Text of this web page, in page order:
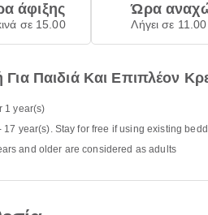
άφιξης
σε 15.00
Ώρα
Λήγει σε 11.00
Για Παιδιά Και Επιπλέον
1 year(s)
17 year(s). Stay for free if using existing
and older are considered as adults